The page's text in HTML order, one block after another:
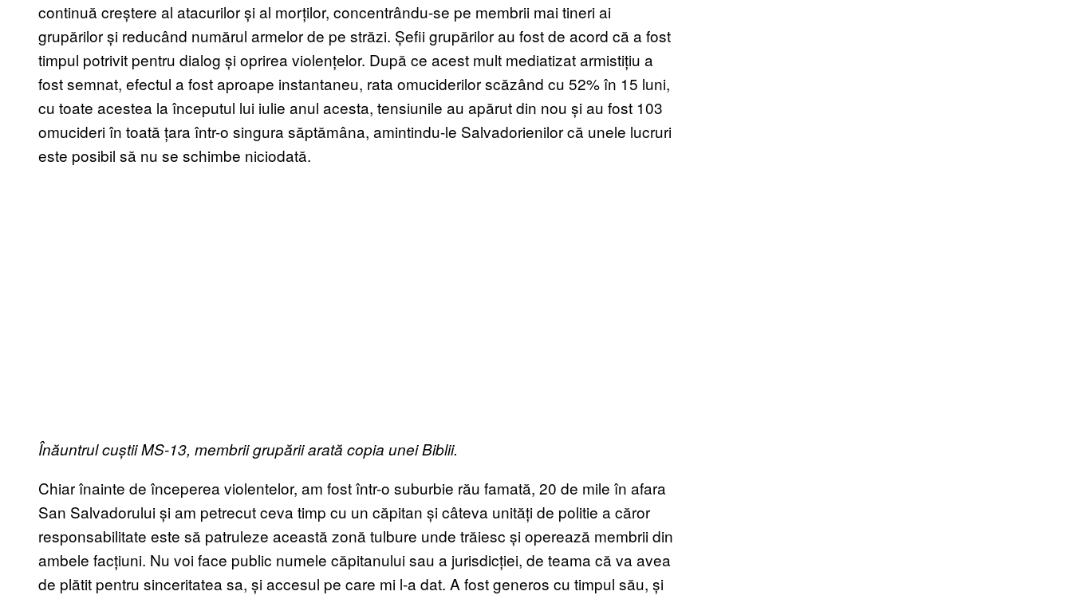
continuă creștere al atacurilor și al morților, concentrându-se pe membrii mai tineri ai
grupărilor și reducând numărul armelor de pe străzi. Șefii grupărilor au fost de acord că a fost
timpul potrivit pentru dialog și oprirea violențelor. După ce acest mult mediatizat armistițiu a
fost semnat, efectul a fost aproape instantaneu, rata omuciderilor scăzând cu 52% în 15 luni,
cu toate acestea la începutul lui iulie anul acesta, tensiunile au apărut din nou și au fost 103
omucideri în toată țara într-o singura săptămâna, amintindu-le Salvadorienilor că unele lucruri
este posibil să nu se schimbe niciodată.
Înăuntrul cuștii MS-13, membrii grupării arată copia unei Biblii.
Chiar înainte de începerea violentelor, am fost într-o suburbie rău famată, 20 de mile în afara
San Salvadorului și am petrecut ceva timp cu un căpitan și câteva unități de politie a căror
responsabilitate este să patruleze această zonă tulbure unde trăiesc și operează membrii din
ambele facțiuni. Nu voi face public numele căpitanului sau a jurisdicției, de teama că va avea
de plătit pentru sinceritatea sa, și accesul pe care mi l-a dat. A fost generos cu timpul său, și